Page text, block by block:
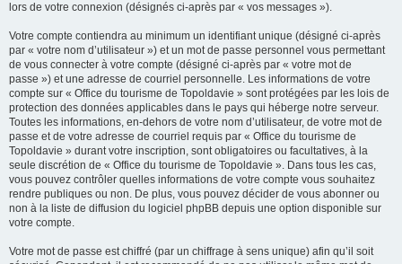
lors de votre connexion (désignés ci-après par « vos messages »).
Votre compte contiendra au minimum un identifiant unique (désigné ci-après
par « votre nom d’utilisateur ») et un mot de passe personnel vous permettant
de vous connecter à votre compte (désigné ci-après par « votre mot de
passe ») et une adresse de courriel personnelle. Les informations de votre
compte sur « Office du tourisme de Topoldavie » sont protégées par les lois de
protection des données applicables dans le pays qui héberge notre serveur.
Toutes les informations, en-dehors de votre nom d’utilisateur, de votre mot de
passe et de votre adresse de courriel requis par « Office du tourisme de
Topoldavie » durant votre inscription, sont obligatoires ou facultatives, à la
seule discrétion de « Office du tourisme de Topoldavie ». Dans tous les cas,
vous pouvez contrôler quelles informations de votre compte vous souhaitez
rendre publiques ou non. De plus, vous pouvez décider de vous abonner ou
non à la liste de diffusion du logiciel phpBB depuis une option disponible sur
votre compte.
Votre mot de passe est chiffré (par un chiffrage à sens unique) afin qu’il soit